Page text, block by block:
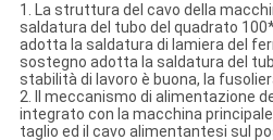
1. La struttura del cavo della
saldatura del tubo del quadrato
adotta la saldatura di lamiera del
sostegno adotta la saldatura del
stabilità di lavoro è buona, la
2. Il meccanismo di alimentazione
integrato con la macchina
taglio ed il cavo alimentantesi sul